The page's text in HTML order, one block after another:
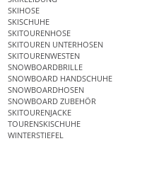
SKIHOSE
SKISCHUHE
SKITOURENHOSE
SKITOUREN UNTERHOSEN
SKITOURENWESTEN
SNOWBOARDBRILLE
SNOWBOARD HANDSCHUHE
SNOWBOARDHOSEN
SNOWBOARD ZUBEHÖR
SKITOURENJACKE
TOURENSKISCHUHE
WINTERSTIEFEL